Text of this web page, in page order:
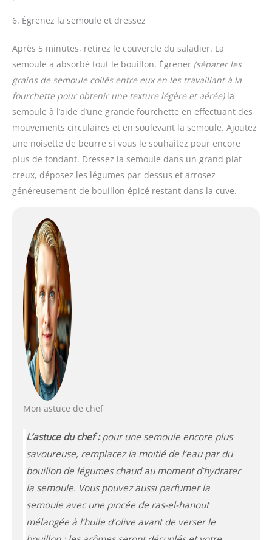
6. Égrenez la semoule et dressez
Après 5 minutes, retirez le couvercle du saladier. La
semoule a absorbé tout le bouillon. Égrener (séparer les
grains de semoule collés entre eux en les travaillant à la
fourchette pour obtenir une texture légère et aérée)la
semoule à l’aide d’une grande fourchette en effectuant des
mouvements circulaires et en soulevant la semoule. Ajoutez
une noisette de beurre si vous le souhaitez pour encore
plus de fondant. Dressez la semoule dans un grand plat
creux, déposez les légumes par-dessus et arrosez
généreusement de bouillon épicé restant dans la cuve.
Mon astuce de chef
L’astuce du chef :pour une semoule encore plus
savoureuse, remplacez la moitié de l’eau par du
bouillon de légumes chaud au moment d’hydrater
la semoule. Vous pouvez aussi parfumer la
semoule avec une pincée de ras-el-hanout
mélangée à l’huile d’olive avant de verser le